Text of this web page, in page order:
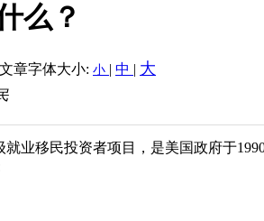
么？
文章字体大小: 小 | 中 | 大
就业移民投资者项目，是美国政府于